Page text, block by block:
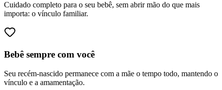
Cuidado completo para o seu bebê, sem abrir mão do que mais
importa: o vínculo familiar.
Bebê sempre com você
Seu recém-nascido permanece com a mãe o tempo todo, mantendo o
vínculo e a amamentação.